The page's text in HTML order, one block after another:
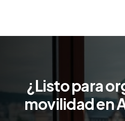
¿Listo para
movilidad en